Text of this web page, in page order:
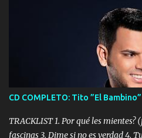
CD COMPLETO: Tito ”El
TRACKLIST 1. Por qué les
fascinas 3. Dime si no es verdad 4.